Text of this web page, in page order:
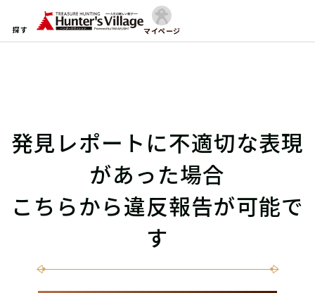
探す マイページ
発見レポートに不適切な表現
があった場合
こちらから違反報告が可能で
す